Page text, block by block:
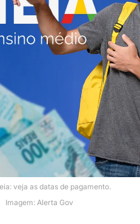
veja as datas de pagamento.
Imagem: Alerta Gov